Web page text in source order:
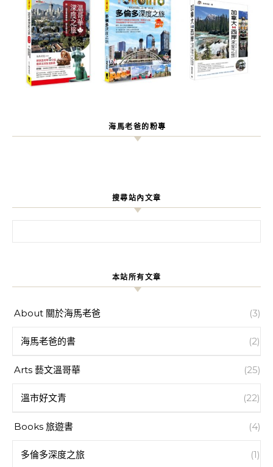
海馬老爸的粉專
搜尋站內文章
本站所有文章
About 關於海馬老爸 (3)
海馬老爸的書 (2)
Arts 藝文溫哥華 (25)
溫市好文青 (22)
Books 旅遊書 (4)
多倫多深度之旅 (1)